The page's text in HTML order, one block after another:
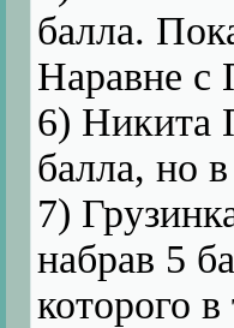
балла.
Наравне с
6) Никита
балла, но
7)
набрав 5
которого